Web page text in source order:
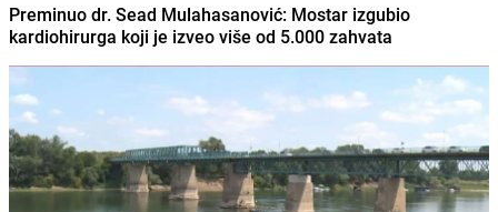
Preminuo dr. Sead Mulahasanović: Mostar izgubio
kardiohirurga koji je izveo više od 5.000 zahvata